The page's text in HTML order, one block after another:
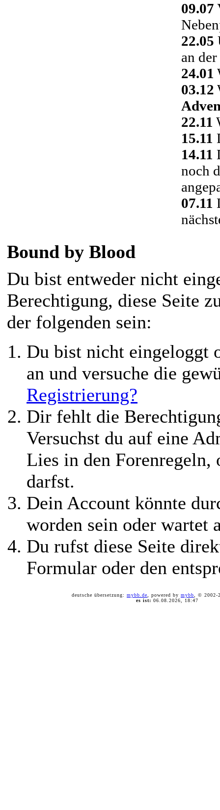
09.07
22.05
an
24.01
03.12
22.11
15.11
14.11
noch
07.11
Bound by Blood
Du bist entweder nicht
Berechtigung, diese Seite
der folgenden sein:
Du bist nicht eingeloggt
an und versuche die
Registrierung?
Dir fehlt die
Versuchst du auf eine
Lies in den
darfst.
Dein Account könnte
worden sein oder wartet
Du rufst diese Seite
Formular oder den
deutsche übersetzung: mybb.de , powered by mybb , ©
es ist: 06.08.2026, 18:47